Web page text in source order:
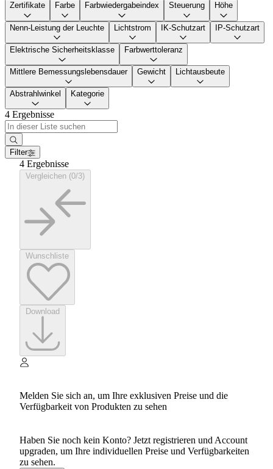
Zertifikate Farbe Farbwiedergabeindex Steuerung Höhe
Nenn-Leistung der Leuchte Lichtstrom IK-Schutzart IP-Schutzart
Elektrische Sicherheitsklasse Farbwerttoleranz
Mittlere Bemessungslebensdauer Gewicht Lichtausbeute
Abstrahlwinkel Kategorie
4 Ergebnisse
Filter
4 Ergebnisse
Melden Sie sich an, um Ihre exklusiven Preise und die
Verfügbarkeit von Produkten zu sehen
Haben Sie noch kein Konto? Jetzt registrieren und Account
upgraden, um Ihre individuellen Preise und Verfügbarkeiten
zu sehen.